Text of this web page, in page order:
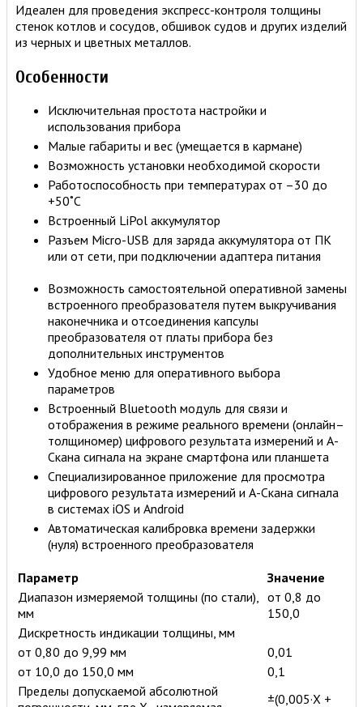
Идеален для проведения экспресс-контроля толщины
стенок котлов и сосудов, обшивок судов и других изделий
из черных и цветных металлов.
Особенности
Исключительная простота настройки и
использования прибора
Малые габариты и вес (умещается в кармане)
Возможность установки необходимой скорости
Работоспособность при температурах от –30 до
+50˚С
Встроенный LiPol аккумулятор
Разъем Micro-USB для заряда аккумулятора от ПК
или от сети, при подключении адаптера питания
Возможность самостоятельной оперативной замены
встроенного преобразователя путем выкручивания
наконечника и отсоединения капсулы
преобразователя от платы прибора без
дополнительных инструментов
Удобное меню для оперативного выбора
параметров
Встроенный Bluetooth модуль для связи и
отображения в режиме реального времени (онлайн–
толщиномер) цифрового результата измерений и А-
Скана сигнала на экране смартфона или планшета
Специализированное приложение для просмотра
цифрового результата измерений и А-Скана сигнала
в системах iOS и Android
Автоматическая калибровка времени задержки
(нуля) встроенного преобразователя
Параметр
Значение
Диапазон измеряемой толщины (по стали),
мм
от 0,8 до
150,0
Дискретность индикации толщины, мм
от 0,80 до 9,99 мм
0,01
от 10,0 до 150,0 мм
0,1
Пределы допускаемой абсолютной
±(0,005·X +